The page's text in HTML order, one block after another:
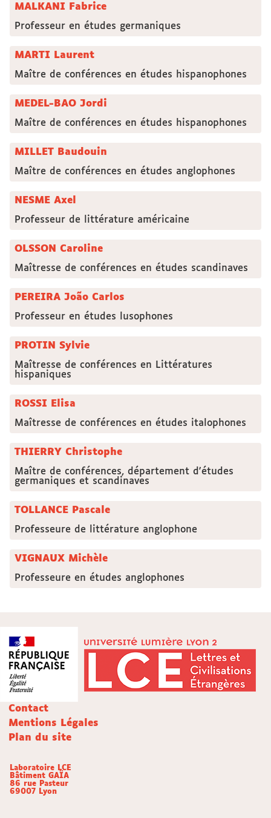
MALKANI Fabrice
Professeur en études germaniques
MARTI Laurent
Maître de conférences en études hispanophones
MEDEL-BAO Jordi
Maître de conférences en études hispanophones
MILLET Baudouin
Maître de conférences en études anglophones
NESME Axel
Professeur de littérature américaine
OLSSON Caroline
Maîtresse de conférences en études scandinaves
PEREIRA João Carlos
Professeur en études lusophones
PROTIN Sylvie
Maîtresse de conférences en Littératures
hispaniques
ROSSI Elisa
Maîtresse de conférences en études italophones
THIERRY Christophe
Maître de conférences, département d'études
germaniques et scandinaves
TOLLANCE Pascale
Professeure de littérature anglophone
VIGNAUX Michèle
Professeure en études anglophones
Contact
Mentions Légales
Plan du site
Laboratoire LCE
Bâtiment GAÏA
86 rue Pasteur
69007 Lyon